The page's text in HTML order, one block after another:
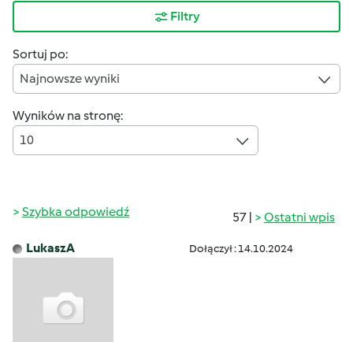
Filtry
Sortuj po:
Najnowsze wyniki
Wyników na stronę:
10
57 | Ostatni wpis
Szybka odpowiedź
LukaszA Dołączył : 14.10.2024